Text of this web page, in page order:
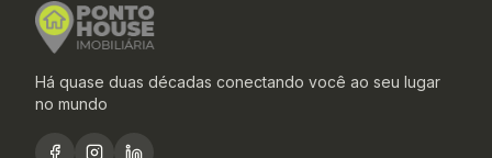
Há quase duas décadas conectando você ao seu lugar
no mundo